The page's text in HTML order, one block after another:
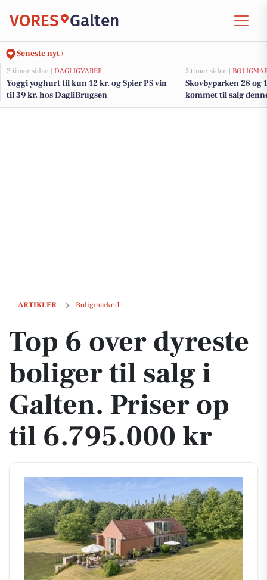
VORES Galten
Seneste nyt ›
2 timer siden | DAGLIGVARER
Yoggi yoghurt til kun 12 kr. og Spier PS vin
til 39 kr. hos DagliBrugsen
5 timer siden |
Skovbyparken 28 og
kommet til salg
boligerne her.
ARTIKLER Boligmarked
Top 6 over dyreste boliger til salg i Galten. Priser op til 6.795.000 kr
Top 6 over dyreste
boliger til salg i
Galten. Priser op
til 6.795.000 kr